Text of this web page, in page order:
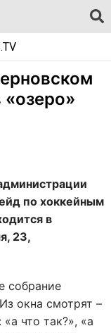
«озеро»
по хоккейным
в
23,
собрание
окна смотрят –
что так?», «а